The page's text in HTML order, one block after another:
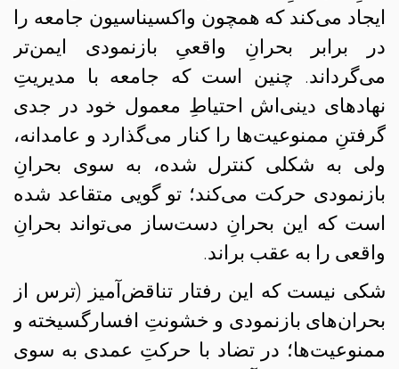
ایجاد می‌کند که همچون واکسیناسیون جامعه را
در برابر بحرانِ واقعیِ بازنمودی ایمن‌تر
می‌گرداند. چنین است که جامعه با مدیریتِ
نهادهای دینی‌اش احتیاطِ معمول خود در جدی
گرفتنِ ممنوعیت‌ها را کنار می‌گذارد و عامدانه،
ولی به شکلی کنترل شده، به سوی بحرانِ
بازنمودی حرکت می‌کند؛ تو گویی متقاعد شده
است که این بحرانِ دست‌ساز می‌تواند بحرانِ
واقعی را به عقب براند.
شکی نیست که این رفتار تناقض‌آمیز (ترس از
بحران‌های بازنمودی و خشونتِ افسارگسیخته و
ممنوعیت‌ها؛ در تضاد با حرکتِ عمدی به سوی